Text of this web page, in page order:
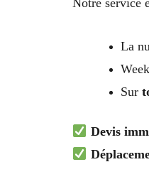
La
Sur
Devis